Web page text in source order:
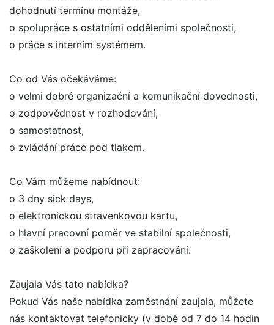
dohodnutí termínu montáže,
o spolupráce s ostatními odděleními společnosti,
o práce s interním systémem.
Co od Vás očekáváme:
o velmi dobré organizační a komunikační dovednosti,
o zodpovědnost v rozhodování,
o samostatnost,
o zvládání práce pod tlakem.
Co Vám můžeme nabídnout:
o 3 dny sick days,
o elektronickou stravenkovou kartu,
o hlavní pracovní poměr ve stabilní společnosti,
o zaškolení a podporu při zapracování.
Zaujala Vás tato nabídka?
Pokud Vás naše nabídka zaměstnání zaujala, můžete
nás kontaktovat telefonicky (v době od 7 do 14 hodin